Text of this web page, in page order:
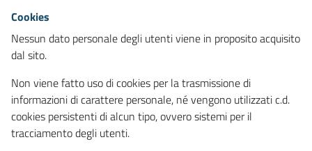
Cookies
Nessun dato personale degli utenti viene in proposito acquisito
dal sito.
Non viene fatto uso di cookies per la trasmissione di
informazioni di carattere personale, né vengono utilizzati c.d.
cookies persistenti di alcun tipo, ovvero sistemi per il
tracciamento degli utenti.